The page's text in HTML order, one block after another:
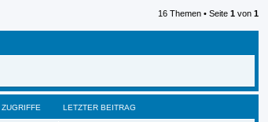
16 Themen • Seite 1 von 1
ZUGRIFFE LETZTER BEITRAG